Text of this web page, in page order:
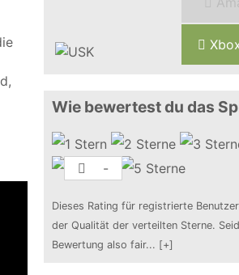
Wie bewertest du das
-
Dieses Rating für registrierte
der Qualität der verteilten Sterne.
Bewertung also fair... [+]